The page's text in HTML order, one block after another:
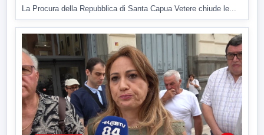
La Procura della Repubblica di Santa Capua Vetere chiude le...